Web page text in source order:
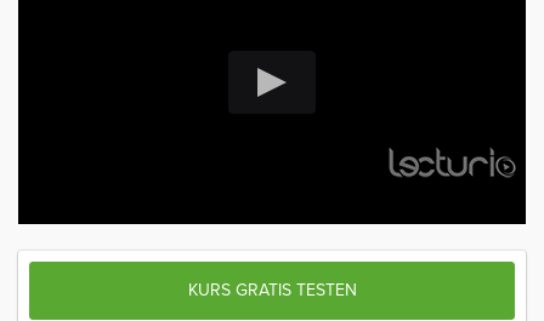
KURS GRATIS TESTEN